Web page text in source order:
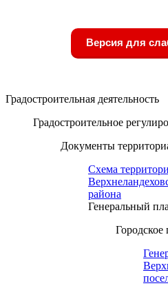
Версия для
Градостроительная деятельность
Градостроительное
Документы
Схема
района
Генеральный
Городское